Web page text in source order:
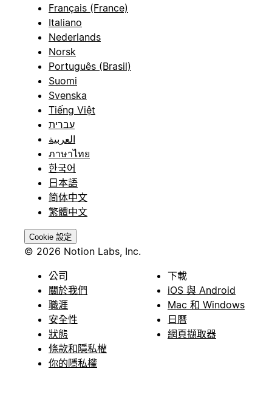
Français (France)
Italiano
Nederlands
Norsk
Português (Brasil)
Suomi
Svenska
Tiếng Việt
עברית
العربية
ภาษาไทย
한국어
日本語
简体中文
繁體中文
Cookie 設定
© 2026 Notion Labs, Inc.
公司
關於我們
職涯
安全性
狀態
條款和隱私權
你的隱私權
下載
iOS 與 Android
Mac 和 Windows
日曆
網頁擷取器